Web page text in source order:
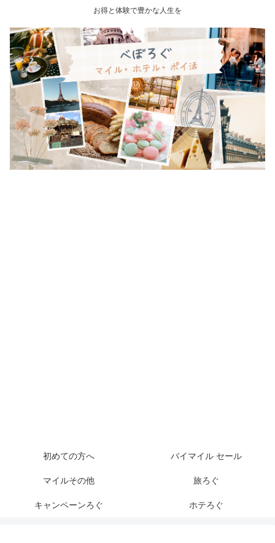
お得と体験で豊かな人生を
初めての方へ バイマイル セール
マイルその他 旅ろぐ
キャンペーンろぐ ホテろぐ